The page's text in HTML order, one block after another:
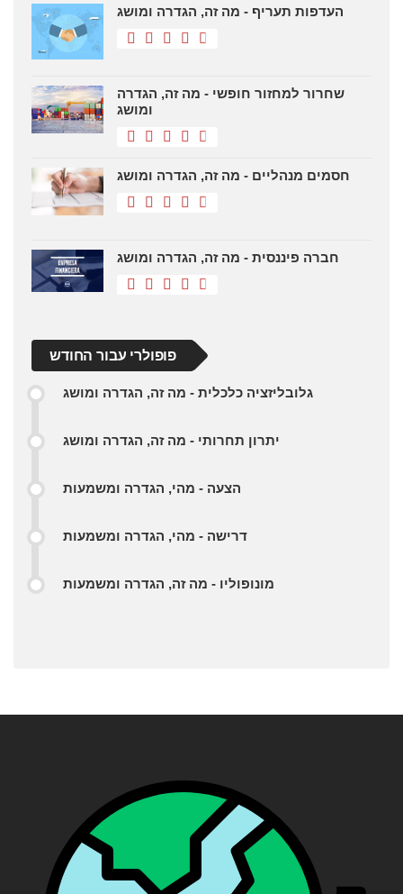
העדפות תעריף - מה זה, הגדרה ומושג
שחרור למחזור חופשי - מה זה, הגדרה
ומושג
חסמים מנהליים - מה זה, הגדרה ומושג
חברה פיננסית - מה זה, הגדרה ומושג
פופולרי עבור החודש
גלובליזציה כלכלית - מה זה, הגדרה ומושג
יתרון תחרותי - מה זה, הגדרה ומושג
הצעה - מהי, הגדרה ומשמעות
דרישה - מהי, הגדרה ומשמעות
מונופוליו - מה זה, הגדרה ומשמעות